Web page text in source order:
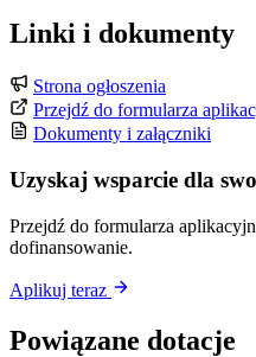
Linki i dokumenty
Strona ogłoszenia
Przejdź do formularza
Dokumenty i załączniki
Uzyskaj wsparcie dla
Przejdź do formularza
dofinansowanie.
Aplikuj teraz
Powiązane dotacje